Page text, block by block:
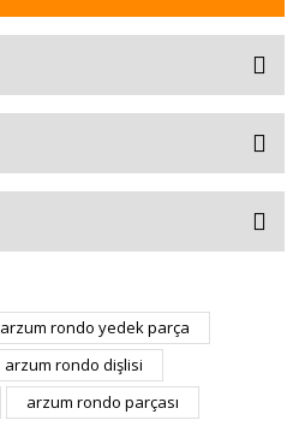
arzum rondo yedek parça
arzum rondo dişlisi
arzum rondo parçası